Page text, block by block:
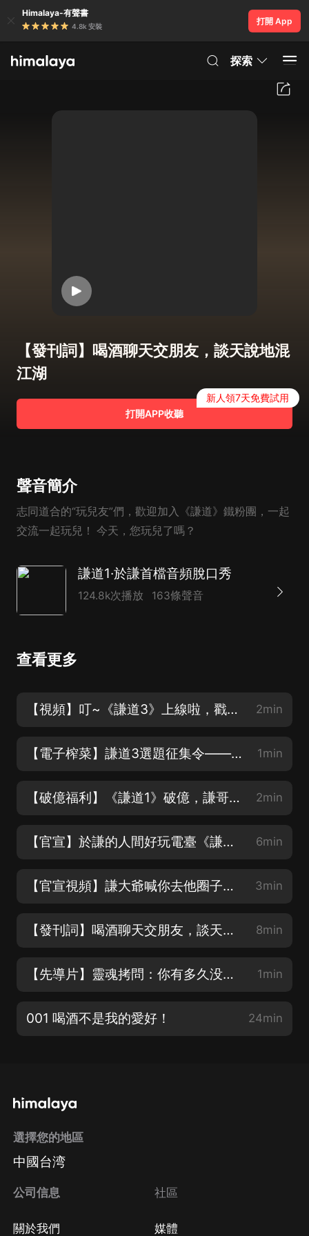
Himalaya-有聲書
4.8k 安裝
打開 App
探索
【發刊詞】喝酒聊天交朋友，談天說地混
江湖
打開APP收聽
新人領7天免費試用
聲音簡介
志同道合的“玩兒友”們，歡迎加入《謙道》鐵粉團，一起
交流一起玩兒！ 今天，您玩兒了嗎？
謙道1·於謙首檔音頻脫口秀
124.8k次播放 163條聲音
查看更多
【視頻】叮~《謙道3》上線啦，戳這里馬上收聽！ 2min
【電子榨菜】謙道3選題征集令——到！各位鐵粉您請進 1min
【破億福利】《謙道1》破億，謙哥送福利 2min
【官宣】於謙的人間好玩電臺《謙道•笑玩江湖》歡樂上線啦！ 6min
【官宣視頻】謙大爺喊你去他圈子撒了歡玩兒 3min
【發刊詞】喝酒聊天交朋友，談天說地混江湖 8min
【先導片】靈魂拷問：你有多久没玩兒了？ 1min
001 喝酒不是我的愛好！ 24min
選擇您的地區
中國台湾
公司信息
關於我們
社區
媒體